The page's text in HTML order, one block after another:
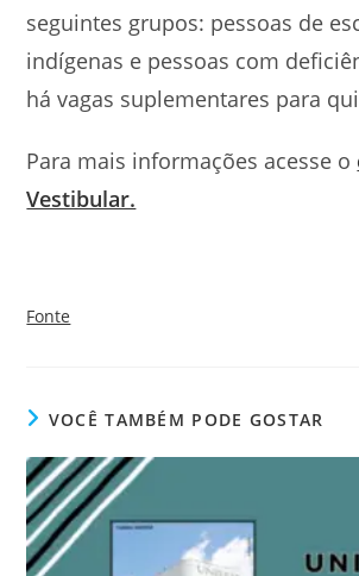
seguintes grupos: pessoas de
indígenas e pessoas com
há vagas suplementares para
Para mais informações acesse o
Vestibular.
Fonte
VOCÊ TAMBÉM PODE GOSTAR